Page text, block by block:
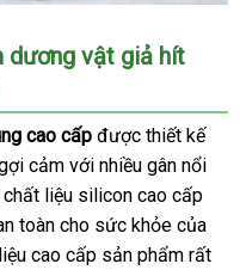
dương vật giả hít
cao cấp dịch
vụ
được thiết kếtiki
cảm đắt
nhất
với nhiều gân nổi
liệu silicon cao cấp
toàn cho sức khỏe đã
qua
của
cao cấp sản phẩm khách
rất